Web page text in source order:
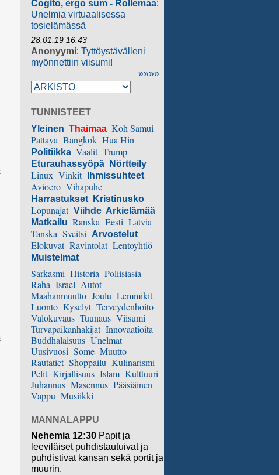
Cogito, ergo sum - Rollemaa:
Unelmia virtuaalisessa
tosielämässä
28.01.19 16:43
Anonyymi: Tyttöystävälleni
myönnettiin viisumi!
»»»»
TUNNISTEET
Yleinen Thaimaa Koh Samui
Pattaya Bangkok Hua Hin
Politiikka Vaalit Trump
Eturauhassyöpä Nörtteily
Linux Vinkit Ihmissuhteet
Avioero Vihapuhe
Harrastukset Kristinusko
Lopunajat Viihde Arkielämää
Matkailu Ranska Eesti Latvia
Tanska Sveitsi Arvostelut
Elokuvat Ravintolat Lentoyhtiö
Muistelmat
Sarkasmi Historia Poliisiasia
Raha Israel Autot
Maahanmuutto Joulu Lemmikit
Luonto Kyselyt Terveydenhoito
Valokuvaus Tuunaus Viisumi
Turvapaikanhakijat Innovaatioita
Buddhalaisuus Unelmat
Uusivuosi Some Muutto
Rautatiet Shoppailu Kulinarismi
Pelit Kirjallisuus Islam Kulttuuri
Juhannus Masennus Pääsiäinen
Vappu Musiikki
MANNALAPPU
Nehemia 12:30 Papit ja
leeviläiset puhdistautuivat ja
puhdistivat kansan sekä portit ja
muurin.